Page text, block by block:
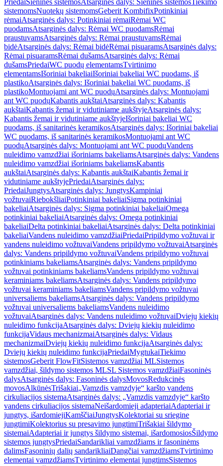
PriedaiSieninės sistemosAtsarginės dalys: Sieninės sistemosTiekimo
sistemomsNuotekų sistemomsGeberit KombifixPotinkiniai
rėmaiAtsarginės dalys: Potinkiniai rėmaiRėmai WC
puodamsAtsarginės dalys: Rėmai WC puodamsRėmai
praustuvamsAtsarginės dalys: Rėmai praustuvamsRėmai
bidėAtsarginės dalys: Rėmai bidėRėmai pisuaramsAtsarginės dalys:
Rėmai pisuaramsRėmai dušamsAtsarginės dalys: Rėmai
dušamsPriedaiWC puodų elementamsTvirtinimo
elementamsIšoriniai bakeliaiIšoriniai bakeliai WC puodams, iš
plastikoAtsarginės dalys: Išoriniai bakeliai WC puodams, iš
plastikoMontuojami ant WC puodųAtsarginės dalys: Montuojami
ant WC puodųKabantis aukštaiAtsarginės dalys: Kabantis
aukštaiKabantis žemai ir vidutiniame aukštyjeAtsarginės dalys:
Kabantis žemai ir vidutiniame aukštyjeIšoriniai bakeliai WC
puodams, iš sanitarinės keramikosAtsarginės dalys: Išoriniai bakeliai
WC puodams, iš sanitarinės keramikosMontuojami ant WC
puodųAtsarginės dalys: Montuojami ant WC puodųVandens
nuleidimo vamzdžiai išoriniams bakeliamsAtsarginės dalys: Vandens
nuleidimo vamzdžiai išoriniams bakeliamsKabantis
aukštaiAtsarginės dalys: Kabantis aukštaiKabantis žemai ir
vidutiniame aukštyjePriedaiAtsarginės dalys:
PriedaiJungtysAtsarginės dalys: JungtysKampiniai
vožtuvaiRiebokšliaiPotinkiniai bakeliaiSigma potinkiniai
bakeliaiAtsarginės dalys: Sigma potinkiniai bakeliaiOmega
potinkiniai bakeliaiAtsarginės dalys: Omega potinkiniai
bakeliaiDelta potinkiniai bakeliaiAtsarginės dalys: Delta potinkiniai
bakeliaiVandens nuleidimo vamzdžiaiPriedaiPripildymo vožtuvai ir
vandens nuleidimo vožtuvaiVandens pripildymo vožtuvaiAtsarginės
dalys: Vandens pripildymo vožtuvaiVandens pripildymo vožtuvai
potinkiniams bakeliamsAtsarginės dalys: Vandens pripildymo
vožtuvai potinkiniams bakeliamsVandens pripildymo vožtuvai
keraminiams bakeliamsAtsarginės dalys: Vandens pripildymo
vožtuvai keraminiams bakeliamsVandens pripildymo vožtuvai
universaliems bakeliamsAtsarginės dalys: Vandens pripildymo
vožtuvai universaliems bakeliamsVandens nuleidimo
vožtuvaiAtsarginės dalys: Vandens nuleidimo vožtuvaiDviejų kiekių
nuleidimo funkcijaAtsarginės dalys: Dviejų kiekių nuleidimo
funkcijaVidaus mechanizmaiAtsarginės dalys: Vidaus
mechanizmaiDviejų kiekių nuleidimo funkcijaAtsarginės dalys:
Dviejų kiekių nuleidimo funkcijaPriedaiMygtukaiTiekimo
sistemosGeberit FlowFitSistemos vamzdžiai MLSistemos
vamzdžiai, šildymo sistemos MLSL Sistemos vamzdžiaiFasoninės
dalysAtsarginės dalys: Fasoninės dalysMovosRedukcinės
movosAlkūnėsTrišakiai„Vamzdis vamzdyje“ karšto vandens
cirkuliacijos sistemaAtsarginės dalys: „Vamzdis vamzdyje“ karšto
vandens cirkuliacijos sistemaNeišardomieji adapteriaiAdapteriai ir
jungtys, išardomiejiKamščiaiJungtysKolektoriai su sriegine
jungtimiKolektorius su presavimo jungtimiTrišakiai šildymo
sistemaiAdapteriai ir jungtys šildymo sistemai, išardomosiosŠildymo
sistemos jungtysPriedaiSandarikliai vamzdžiams ir fasoninėms
dalimsFasoninių dalių sandarikliaiDangčiai vamzdžiamsTvirtinimo
elementai vamzdžiamsTvirtinimo elementai jungtimsSistemos